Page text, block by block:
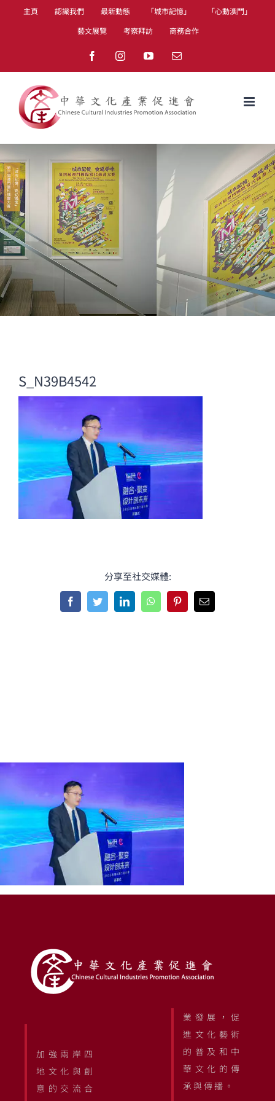
主頁 認識我們 最新動態 「城市記憶」
「心動澳門」
藝文展覽
考察拜訪 商務合作
FacebookInstagramYouTubeEmail
S_N39B4542
分享至社交媒體:
FacebookTwitterLinkedInWhatsAppPinterestEmail
加強兩岸四
地文化與創
意的交流合
業發展，促
進文化藝術
的普及和中
華文化的傳
承與傳播。